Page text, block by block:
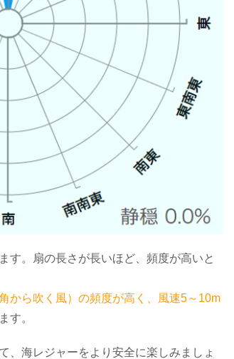
す。扇の長さが長いほど、頻度が高いと
から吹く風）の頻度が高く、風速5～10m
す。
、海レジャーをより安全に楽しみましょ